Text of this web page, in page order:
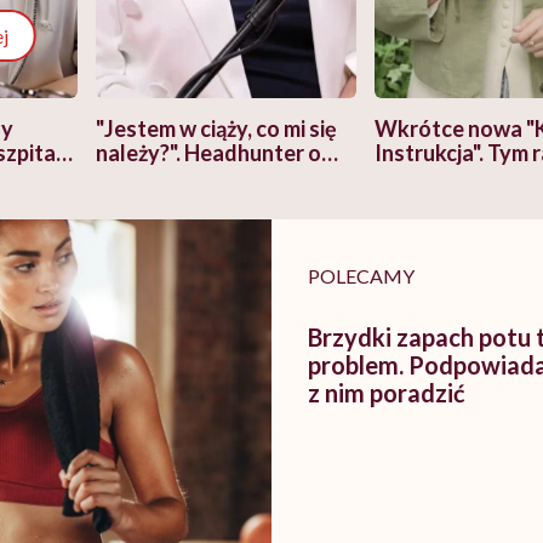
"Jestem w ciąży, co mi się
należy?". Headhunter o
pracy
Wkrótce nowa
Instrukcja". Tym
POLECAMY
Brzydki zapach potu
problem.
z nim poradzić